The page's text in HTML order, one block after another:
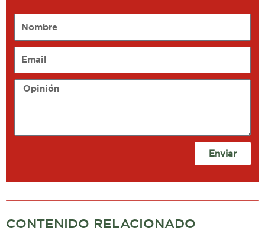
Opinión
Enviar
CONTENIDO RELACIONADO